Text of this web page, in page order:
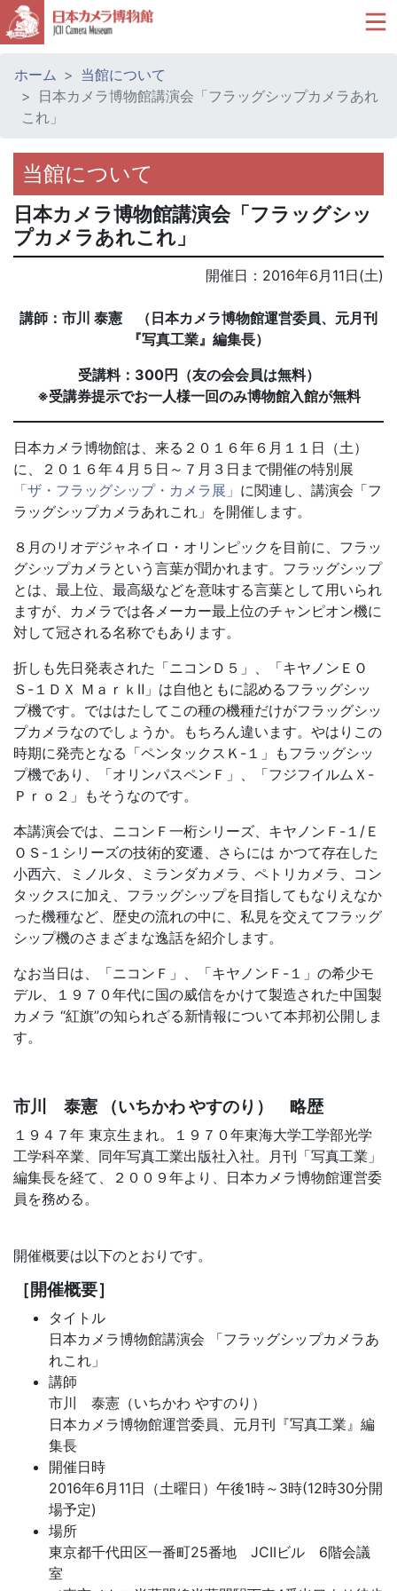
ホーム
当館について
日本カメラ博物館講演会「フラッグシップカメラあれ
これ」
当館について
日本カメラ博物館講演会「フラッグシッ
プカメラあれこれ」
開催日： 2016年6月11日(土)
講師：市川 泰憲 （日本カメラ博物館運営委員、元月刊
『写真工業』編集長）
受講料：300円（友の会会員は無料）
※受講券提示でお一人様一回のみ博物館入館が無料
日本カメラ博物館は、来る２０１６年６月１１日（土）
に、２０１６年４月５日～７月３日まで開催の特別展
「ザ・フラッグシップ・カメラ展」 に関連し、講演会「フ
ラッグシップカメラあれこれ」を開催します。
８月のリオデジャネイロ・オリンピックを目前に、フラッ
グシップカメラという言葉が聞かれます。フラッグシップ
とは、最上位、最高級などを意味する言葉として用いられ
ますが、カメラでは各メーカー最上位のチャンピオン機に
対して冠される名称でもあります。
折しも先日発表された「ニコンＤ５」、「キヤノンＥＯ
Ｓ-１ＤＸ ＭａｒｋⅡ」は自他ともに認めるフラッグシッ
プ機です。でははたしてこの種の機種だけがフラッグシッ
プカメラなのでしょうか。もちろん違います。やはりこの
時期に発売となる「ペンタックスＫ-１」もフラッグシッ
プ機であり、「オリンパスペンＦ」、「フジフイルムＸ-
Ｐｒｏ２」もそうなのです。
本講演会では、ニコンＦ一桁シリーズ、キヤノンＦ-１/Ｅ
ＯＳ-１シリーズの技術的変遷、さらには かつて存在した
小西六、ミノルタ、ミランダカメラ、ペトリカメラ、コン
タックスに加え、フラッグシップを目指してもなりえなか
った機種など、歴史の流れの中に、私見を交えてフラッグ
シップ機のさまざまな逸話を紹介します。
なお当日は、「ニコンＦ」、「キヤノンＦ-１」の希少モ
デル、１９７０年代に国の威信をかけて製造された中国製
カメラ “紅旗”の知られざる新情報について本邦初公開しま
す。
市川 泰憲 （いちかわ やすのり） 略歴
１９４７年 東京生まれ。１９７０年東海大学工学部光学
工学科卒業、同年写真工業出版社入社。月刊「写真工業」
編集長を経て、２００９年より、日本カメラ博物館運営委
員を務める。
開催概要は以下のとおりです。
［開催概要］
タイトル
日本カメラ博物館講演会 「フラッグシップカメラあ
れこれ」
講師
市川 泰憲（いちかわ やすのり）
日本カメラ博物館運営委員、元月刊『写真工業』編
集長
開催日時
2016年6月11日（土曜日）午後1時～3時(12時30分開
場予定)
場所
東京都千代田区一番町25番地 JCIIビル 6階会議
室